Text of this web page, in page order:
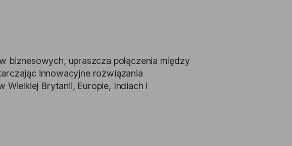
biznesowych, upraszcza połączenia między
innowacyjne rozwiązania
Wielkiej Brytanii, Europie, Indiach i